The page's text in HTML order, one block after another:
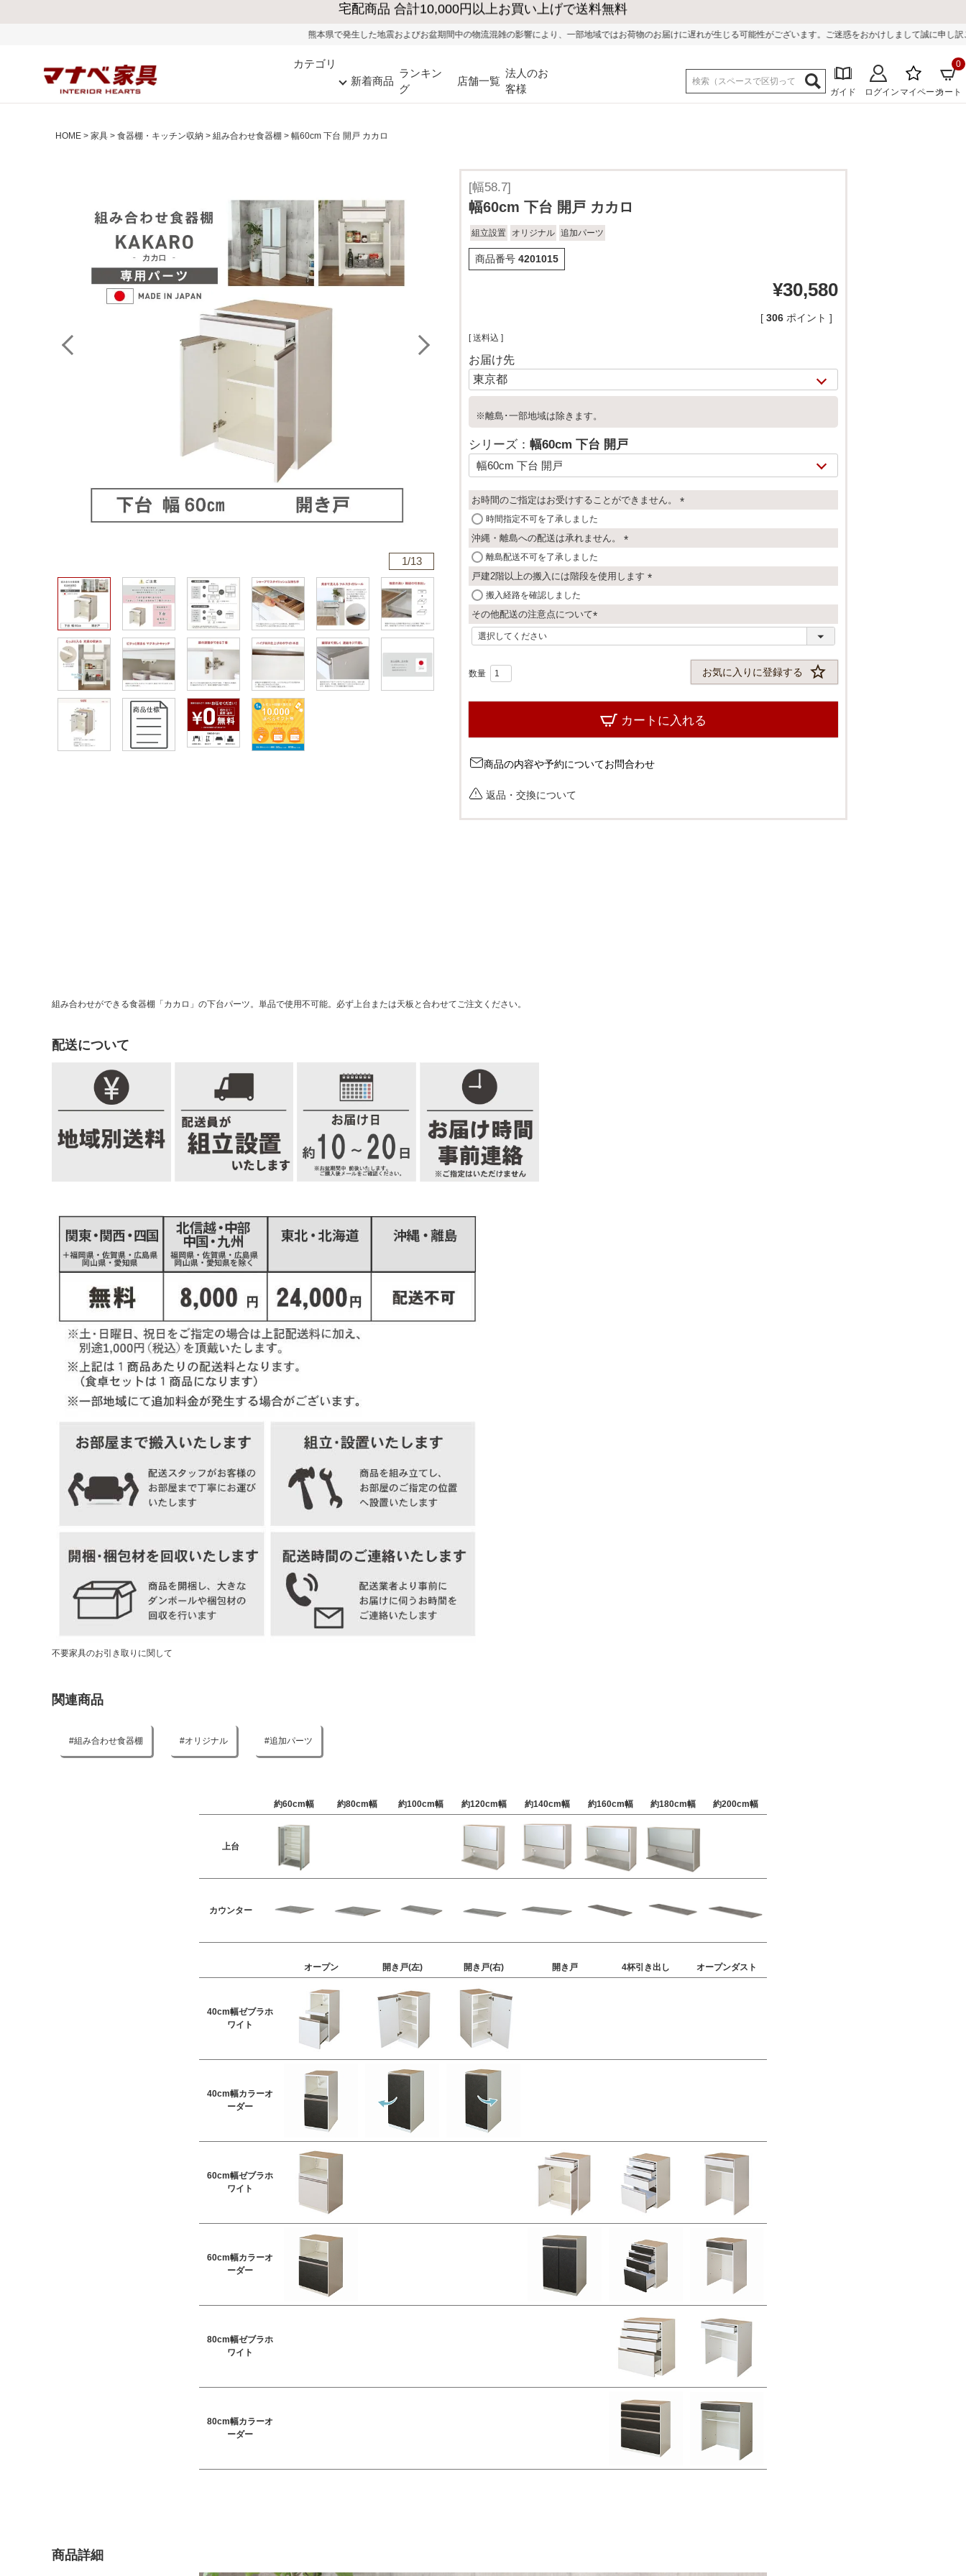
熊本県で発生した地震およびお盆期間中の物流混雑の影響により、一部地域ではお荷物のお届けに遅れが生じる可能性がございます。ご迷惑をおかけしまして誠に申し訳ございません。
カテゴリ
新着商品
ランキン
グ
店舗一覧
法人のお
客様
ガイド ログイン マイページカート
0
HOME 家具 食器棚・キッチン収納 組み合わせ食器棚 幅60cm 下台 開戸 カカロ
1/13
[幅58.7]
幅60cm 下台 開戸 カカロ
組立設置 オリジナル 追加パーツ
商品番号 4201015
¥30,580
[ 306 ポイント ]
送料込
お届け先
※離島･一部地域は除きます。
シリーズ： 幅60cm 下台 開戸
お時間のご指定はお受けすることができません。
必
時間指定不可を了承しました
沖縄・離島への配送は承れません。
必
須
離島配送不可を了承しました
戸建2階以上の搬入には階段を使用します
必
搬入経路を確認しました
その他配送の注意点について
必
お気に入りに登録する
カートに入れる
商品の内容や予約についてお問合わせ
返品・交換について
組み合わせができる食器棚「カカロ」の下台パーツ。単品で使用不可能。必ず上台または天板と合わせてご注文ください。
配送について
不要家具のお引き取りに関して
関連商品
組み合わせ食器棚 オリジナル 追加パーツ
約60cm幅 約80cm幅 約100cm幅 約120cm幅 約140cm幅 約160cm幅 約180cm幅 約200cm幅
上台
カウンター
オープン 開き戸(左) 開き戸(右) 開き戸 4杯引き出し オープンダスト
40cm幅ゼブラホ
ワイト
40cm幅カラーオ
ーダー
60cm幅ゼブラホ
ワイト
60cm幅カラーオ
ーダー
80cm幅ゼブラホ
ワイト
80cm幅カラーオ
ーダー
商品詳細